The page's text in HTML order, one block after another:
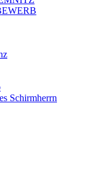
Schirmherrn